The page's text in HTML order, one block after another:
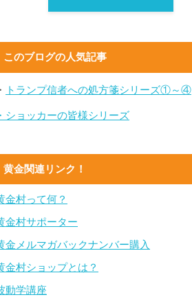
このブログの人気記事
・ トランプ信者への処方箋シリーズ①～④
・ショッカーの皆様シリーズ
黄金関連リンク！
金村って何？
金村サポーター
金メルマガバックナンバー購入
金村ショップとは？
動学講座